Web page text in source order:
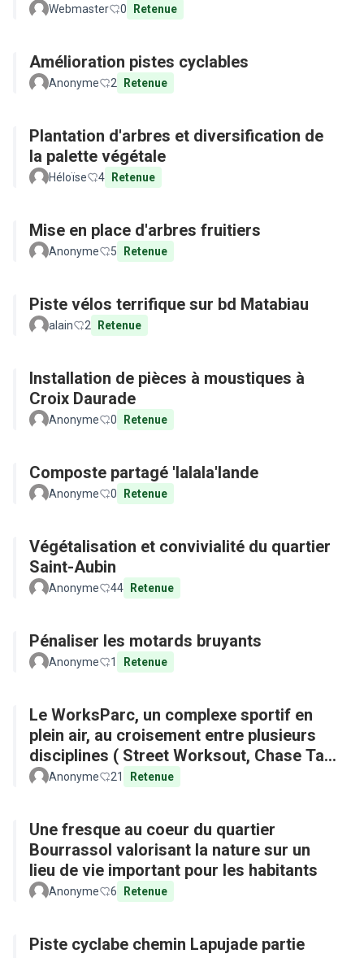
Webmaster 0 Retenue
Amélioration pistes cyclables
Anonyme 2 Retenue
Plantation d'arbres et diversification de
la palette végétale
Héloïse 4 Retenue
Mise en place d'arbres fruitiers
Anonyme 5 Retenue
Piste vélos terrifique sur bd Matabiau
alain 2 Retenue
Installation de pièces à moustiques à
Croix Daurade
Anonyme 0 Retenue
Composte partagé 'lalala'lande
Anonyme 0 Retenue
Végétalisation et convivialité du quartier
Saint-Aubin
Anonyme 44 Retenue
Pénaliser les motards bruyants
Anonyme 1 Retenue
Le WorksParc, un complexe sportif en
plein air, au croisement entre plusieurs
disciplines ( Street Worksout, Chase Tag,
Parkour)
Anonyme 21 Retenue
Une fresque au coeur du quartier
Bourrassol valorisant la nature sur un
lieu de vie important pour les habitants
Anonyme 6 Retenue
Piste cyclabe chemin Lapujade partie